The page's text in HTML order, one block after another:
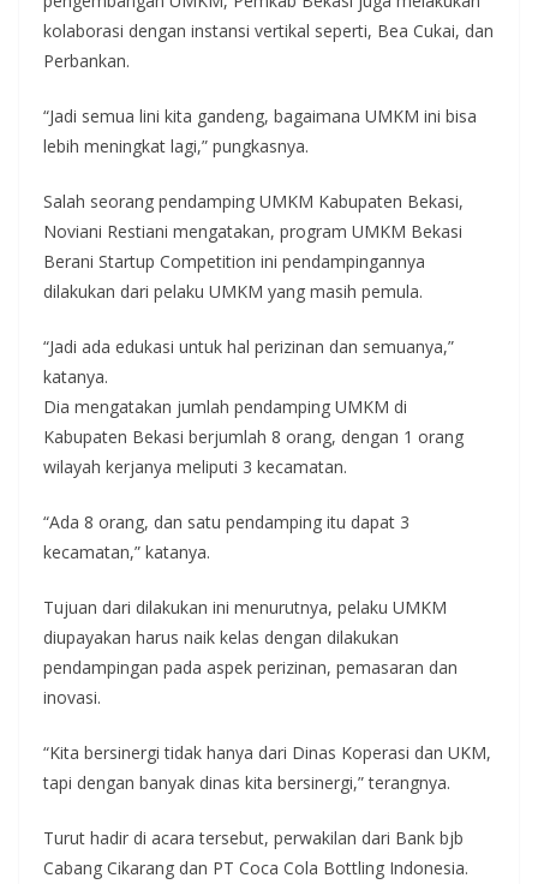
kolaborasi dengan instansi vertikal seperti, Bea Cukai, dan
Perbankan.
“Jadi semua lini kita gandeng, bagaimana UMKM ini bisa
lebih meningkat lagi,” pungkasnya.
Salah seorang pendamping UMKM Kabupaten Bekasi,
Noviani Restiani mengatakan, program UMKM Bekasi
Berani Startup Competition ini pendampingannya
dilakukan dari pelaku UMKM yang masih pemula.
“Jadi ada edukasi untuk hal perizinan dan semuanya,”
katanya.
Dia mengatakan jumlah pendamping UMKM di
Kabupaten Bekasi berjumlah 8 orang, dengan 1 orang
wilayah kerjanya meliputi 3 kecamatan.
“Ada 8 orang, dan satu pendamping itu dapat 3
kecamatan,” katanya.
Tujuan dari dilakukan ini menurutnya, pelaku UMKM
diupayakan harus naik kelas dengan dilakukan
pendampingan pada aspek perizinan, pemasaran dan
inovasi.
“Kita bersinergi tidak hanya dari Dinas Koperasi dan UKM,
tapi dengan banyak dinas kita bersinergi,” terangnya.
Turut hadir di acara tersebut, perwakilan dari Bank bjb
Cabang Cikarang dan PT Coca Cola Bottling Indonesia.